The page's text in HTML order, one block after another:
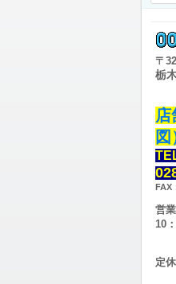
〒
栃
店
図
FAX
営
10
定